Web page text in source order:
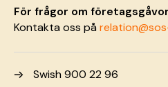
För frågor om
Kontakta oss på
Swish 900 22 96